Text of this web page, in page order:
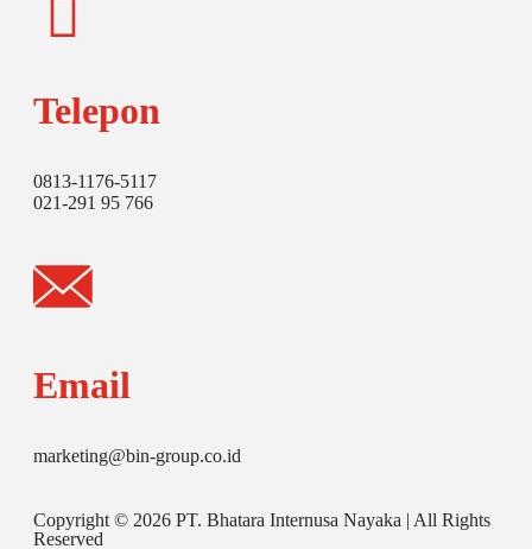
Telepon
0813-1176-5117
021-291 95 766
Email
marketing@bin-group.co.id
Copyright © 2026 PT. Bhatara Internusa Nayaka | All Rights
Reserved